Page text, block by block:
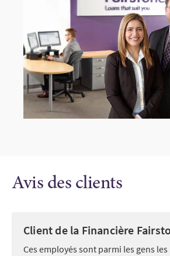
Avis des clients
Client de la Financière
Ces employés sont parmi les gens